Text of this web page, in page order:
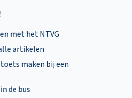
met het NTVG
artikelen
maken bij een
de bus